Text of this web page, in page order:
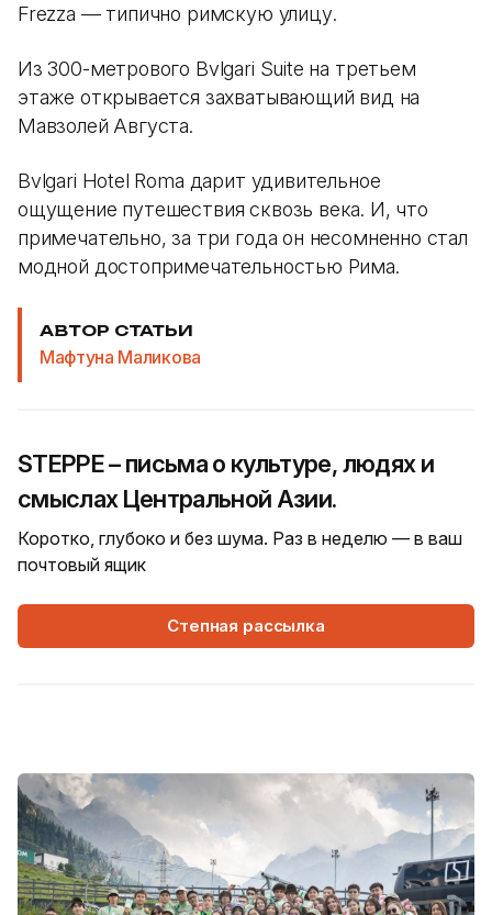
Frezza — типично римскую улицу.
Из 300-метрового Bvlgari Suite на третьем
этаже открывается захватывающий вид на
Мавзолей Августа.
Bvlgari Hotel Roma дарит удивительное
ощущение путешествия сквозь века. И, что
примечательно, за три года он несомненно стал
модной достопримечательностью Рима.
АВТОР СТАТЬИ
Мафтуна Маликова
STEPPE – письма о культуре, людях и
смыслах Центральной Азии.
Коротко, глубоко и без шума. Раз в неделю — в ваш
почтовый ящик
Степная рассылка